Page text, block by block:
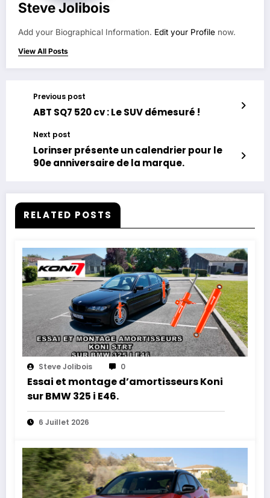
Steve Jolibois
Add your Biographical Information. Edit your Profile now.
View All Posts
Previous post
ABT SQ7 520 cv : Le SUV démesuré !
Next post
Lorinser présente un calendrier pour le
90e anniversaire de la marque.
RELATED POSTS
Steve Jolibois 0
Essai et montage d’amortisseurs Koni
sur BMW 325 i E46.
6 Juillet 2026